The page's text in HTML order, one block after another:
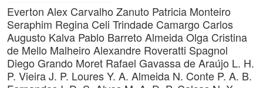
Everton Alex Carvalho Zanuto Patricia Monteiro
Seraphim Regina Celi Trindade Camargo Carlos
Augusto Kalva Pablo Barreto AlmeidaOlga Cristina
de Mello Malheiro Alexandre Roveratti Spagnol
Diego Grando Moret Rafael Gavassa de Araújo L. H.
P. VieiraJ. P. LouresY. A. Almeida N. Conte P. A. B.